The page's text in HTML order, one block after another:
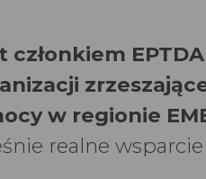
w regionie
realne